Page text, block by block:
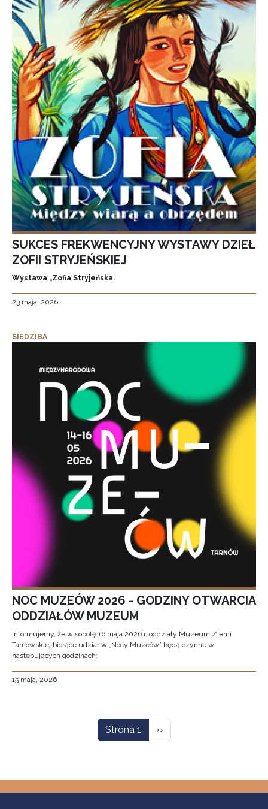
SUKCES FREKWENCYJNY WYSTAWY DZIEŁ
ZOFII STRYJEŃSKIEJ
Wystawa „Zofia Stryjeńska.
23 maja, 2026
SIEDZIBA
NOC MUZEÓW 2026 - GODZINY OTWARCIA
ODDZIAŁÓW MUZEUM
Informujemy, że w sobotę 16 maja 2026 r. oddziały Muzeum Ziemi
Tarnowskiej biorące udział w „Nocy Muzeów” będą czynne w
następujących godzinach:
15 maja, 2026
Strona 1 Następna strona
››